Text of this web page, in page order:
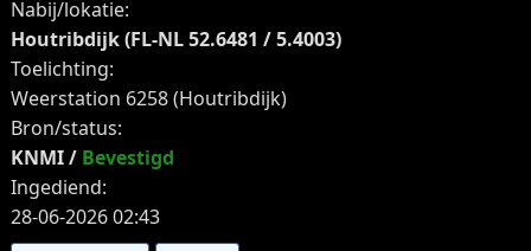
Nabij/lokatie:
Houtribdijk (FL-NL 52.6481 / 5.4003)
Toelichting:
Weerstation 6258 (Houtribdijk)
Bron/status:
KNMI / Bevestigd
Ingediend:
28-06-2026 02:43